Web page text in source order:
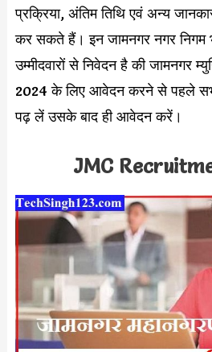
प्रक्रिया, अंतिम तिथि एवं अन्य
कर सकते हैं। इन जामनगर नगर निगम
उम्मीदवारों से निवेदन है की जामनगर
2024 के लिए आवेदन करने से पहले
पढ़ लें उसके बाद ही आवेदन करें।
JMC